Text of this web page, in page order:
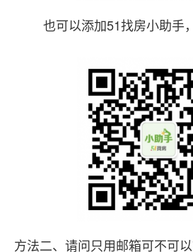
也可以添加51找房小助手
方法二、请问只用邮箱可不可